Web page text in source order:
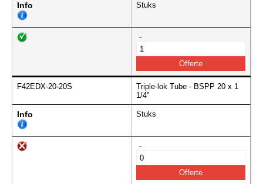
Info Stuks
-
F42EDX-20-20S
Triple-lok Tube - BSPP 20 x 1
1/4"
Info Stuks
-